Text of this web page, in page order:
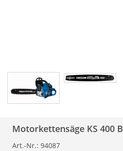
Motorkettensäge KS 400 B
Art.-Nr.: 94087